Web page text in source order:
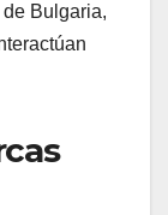
Bulgaria,